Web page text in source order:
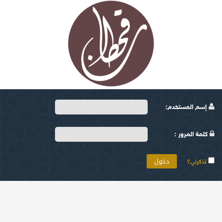
إسم المستخدم:
كلمة المرور :
تذكرني؟